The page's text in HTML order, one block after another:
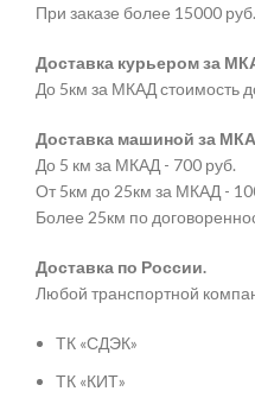
При заказе более 15000
Доставка курьером за
До 5км за МКАД стоимость
Доставка машиной за
До 5 км за МКАД - 700 руб.
От 5км до 25км за МКАД -
Более 25км по
Доставка по России.
Любой транспортной
ТК «СДЭК»
ТК «КИТ»